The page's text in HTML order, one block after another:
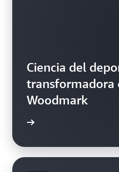
Ciencia del
transformadora
Woodmark